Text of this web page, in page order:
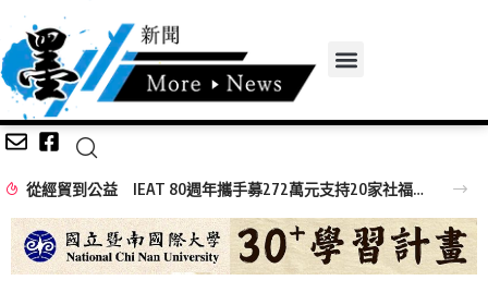
從經貿到公益 IEAT 80週年攜手募272萬元支持20家社福機構